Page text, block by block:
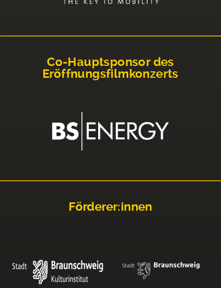
Co-Hauptsponsor des
Eröffnungsfilmkonzerts
Förderer:innen